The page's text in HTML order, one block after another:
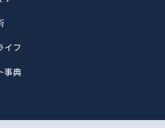
イフ
事典